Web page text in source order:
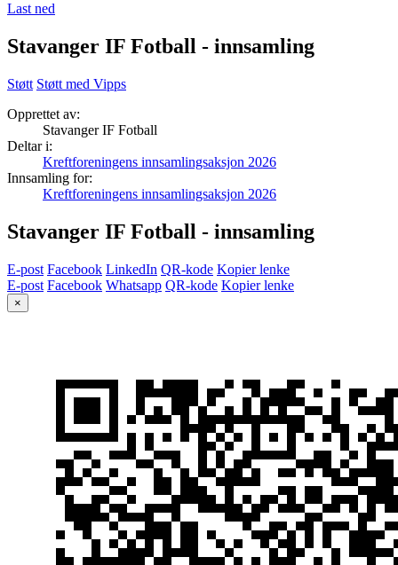
Last ned
Stavanger IF Fotball - innsamling
Støtt Støtt med Vipps
Opprettet av:
Stavanger IF Fotball
Deltar i:
Kreftforeningens innsamlingsaksjon 2026
Innsamling for:
Kreftforeningens innsamlingsaksjon 2026
Stavanger IF Fotball - innsamling
E-post Facebook LinkedIn QR-kode Kopier lenke
E-post Facebook Whatsapp QR-kode Kopier lenke
×